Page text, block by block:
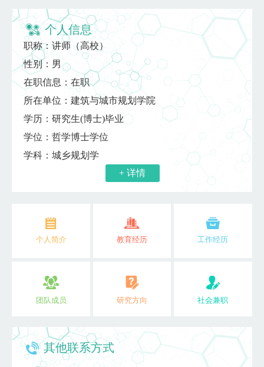
个人信息
职称：讲师（高校）
性别：男
在职信息：在职
所在单位：建筑与城市规划学院
学历：研究生(博士)毕业
学位：哲学博士学位
学科：城乡规划学
+ 详情
个人简介 教育经历 工作经历
团队成员 研究方向 社会兼职
其他联系方式